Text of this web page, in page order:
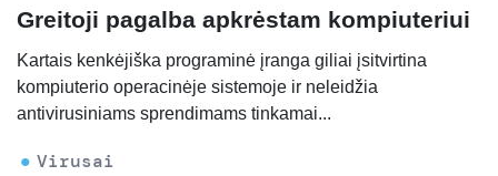
Greitoji pagalba apkrėstam kompiuteriui
Kartais kenkėjiška programinė įranga giliai įsitvirtina
kompiuterio operacinėje sistemoje ir neleidžia
antivirusiniams sprendimams tinkamai...
Virusai